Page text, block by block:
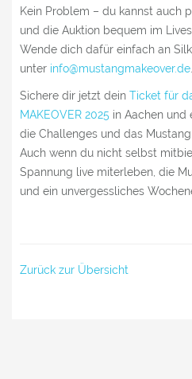
Kein Problem – du kannst auch
und die Auktion bequem im
Wende dich dafür einfach an
unter info@mustangmakeover.de
Sichere dir jetzt dein Ticket für
MAKEOVER 2025 in Aachen und
die Challenges und das
Auch wenn du nicht selbst
Spannung live miterleben, die
und ein unvergessliches
Zurück zur Übersicht